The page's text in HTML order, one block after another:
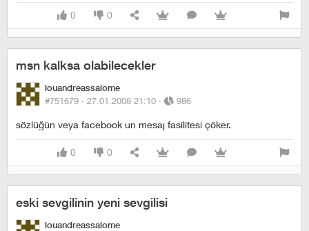
0 0
msn kalksa olabilecekler
louandreassalome
#751679 · 27.01.2008 21:10 · 986
sözlüğün veya facebook un mesaj fasilitesi çöker.
0 0
eski sevgilinin yeni sevgilisi
louandreassalome